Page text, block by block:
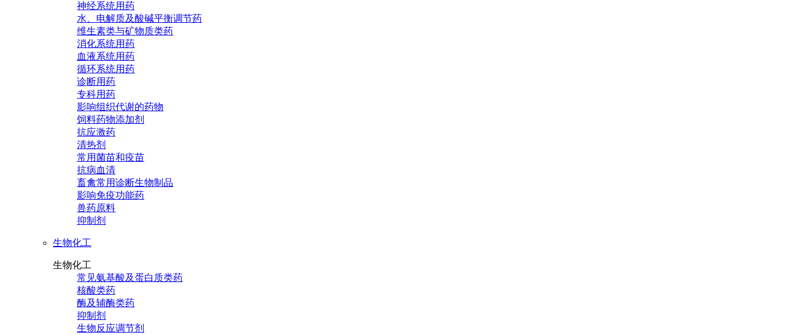
神经系统用药
水、电解质及酸碱平衡调节药
维生素类与矿物质类药
消化系统用药
血液系统用药
循环系统用药
诊断用药
专科用药
影响组织代谢的药物
饲料药物添加剂
抗应激药
清热剂
常用菌苗和疫苗
抗病血清
畜禽常用诊断生物制品
影响免疫功能药
兽药原料
抑制剂
生物化工
生物化工
常见氨基酸及蛋白质类药
核酸类药
酶及辅酶类药
抑制剂
生物反应调节剂